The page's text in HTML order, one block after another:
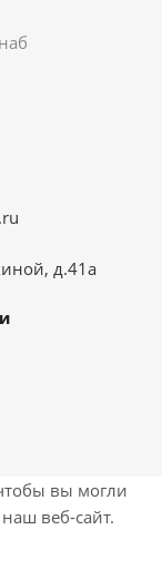
д.41а
вы могли
веб-сайт.